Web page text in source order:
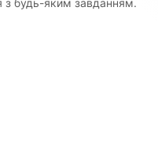
з будь-яким завданням.